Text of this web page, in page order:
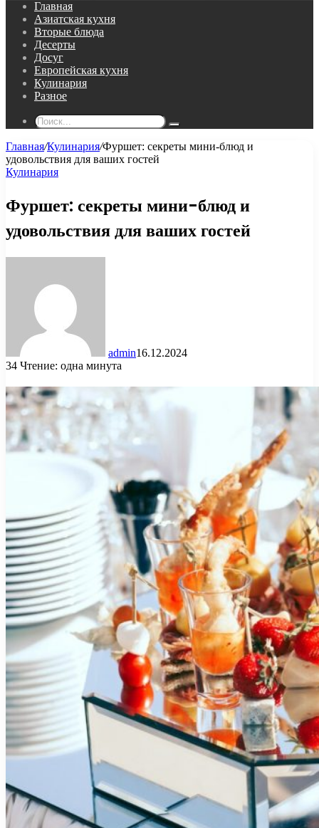
Главная
Азиатская кухня
Вторые блюда
Десерты
Досуг
Европейская кухня
Кулинария
Разное
Поиск...
Главная/Кулинария/Фуршет: секреты мини-блюд и
удовольствия для ваших гостей
Кулинария
Фуршет: секреты мини-блюд и
удовольствия для ваших гостей
admin16.12.2024
34 Чтение: одна минута